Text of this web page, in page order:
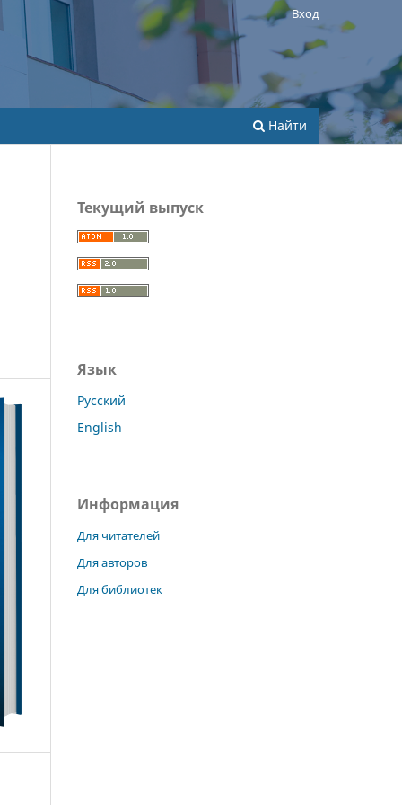
Найти
Вход
Текущий выпуск
Язык
Русский
English
Информация
Для читателей
Для авторов
Для библиотек